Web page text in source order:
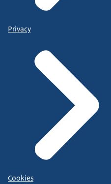
Privacy
Cookies